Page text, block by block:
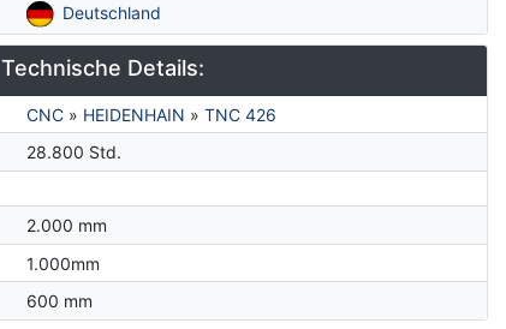
Deutschland
Technische Details:
CNC » HEIDENHAIN »TNC 426
28.800 Std.
2.000 mm
1.000mm
600 mm